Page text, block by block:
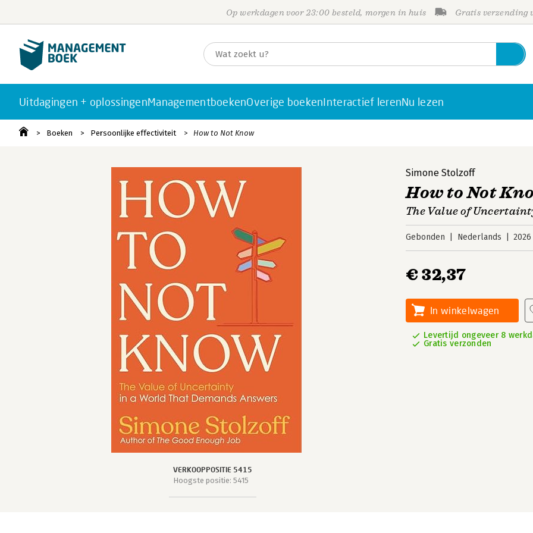
Op werkdagen voor 23:00 besteld, morgen in huis Gratis verzending
Uitdagingen + oplossingenManagementboekenOverige boekenInteractief lerenNu lezen
Boeken Persoonlijke effectiviteit How to Not Know
VERKOOPPOSITIE 5415
Hoogste positie: 5415
Simone Stolzoff
How to Not
The Value of
Gebonden Nederlands 2026
€ 32,37
In winkelwagen
Levertijd ongeveer 8
Gratis verzonden